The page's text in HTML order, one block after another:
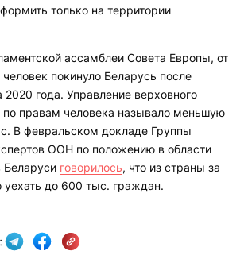
только на территории
ассамблеи Совета Европы, от
покинуло Беларусь после
2020 года. Управление верховного
правам человека называло меньшую
В февральском докладе Группы
ООН по положению в области
Беларуси говорилось, что из страны за
уехать до 600 тыс. граждан.